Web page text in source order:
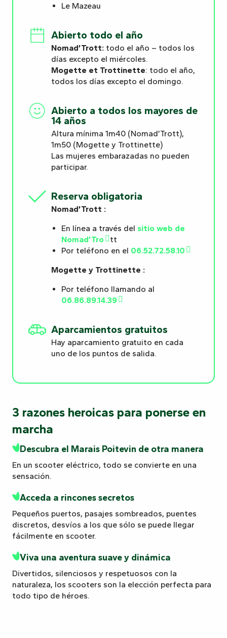
Le Mazeau
Abierto todo el año
Nomad’Trott: todo el año – todos los
días excepto el miércoles.
Mogette et Trottinette: todo el año,
todos los días excepto el domingo.
Abierto a todos los mayores de
14 años
Altura mínima 1m40 (Nomad’Trott),
1m50 (Mogette y Trottinette)
Las mujeres embarazadas no pueden
participar.
Reserva obligatoria
Nomad’Trott :
En línea a través del sitio web de
Nomad’Tro
tt
Por teléfono en el 06.52.72.58.10
Mogette y Trottinette :
Por teléfono llamando al
06.86.89.14.39
Aparcamientos gratuitos
Hay aparcamiento gratuito en cada
uno de los puntos de salida.
3 razones heroicas para ponerse en
marcha
Descubra el Marais Poitevin de otra manera
En un scooter eléctrico, todo se convierte en una
sensación.
Acceda a rincones secretos
Pequeños puertos, pasajes sombreados, puentes
discretos, desvíos a los que sólo se puede llegar
fácilmente en scooter.
Viva una aventura suave y dinámica
Divertidos, silenciosos y respetuosos con la
naturaleza, los scooters son la elección perfecta para
todo tipo de héroes.